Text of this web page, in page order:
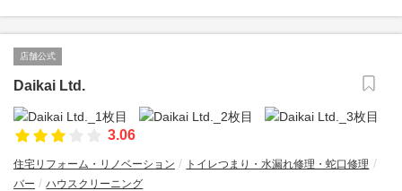
店舗公式
Daikai Ltd.
3.06
住宅リフォーム・リノベーション
トイレつまり・水漏れ修理・蛇口修理
バー
ハウスクリーニング